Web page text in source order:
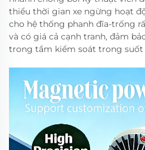
thiểu thời gian xe ngừng hoạt
cho hệ thống phanh đĩa-trống
và có giá cả cạnh tranh, đảm
trong tầm kiểm soát trong suốt